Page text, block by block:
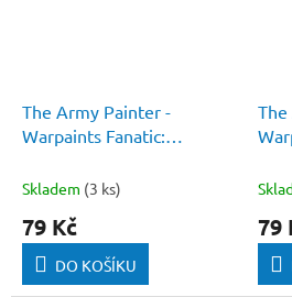
The Army Painter -
Warpaints Fanatic:
Skladem (3 ks)
79 Kč
DO KOŠÍKU
79